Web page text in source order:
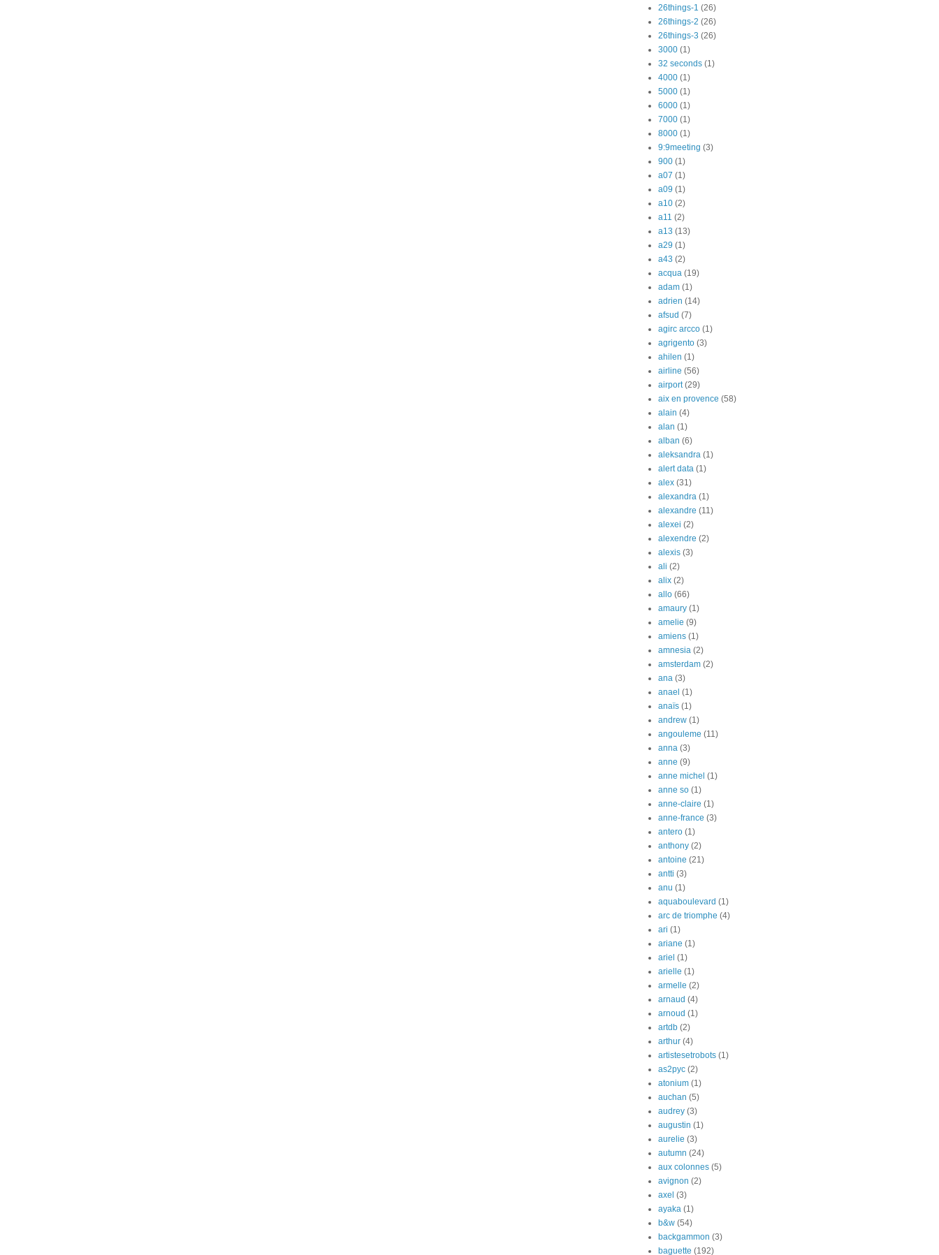
26things-1 (26)
26things-2 (26)
26things-3 (26)
3000 (1)
32 seconds (1)
4000 (1)
5000 (1)
6000 (1)
7000 (1)
8000 (1)
9:9meeting (3)
900 (1)
a07 (1)
a09 (1)
a10 (2)
a11 (2)
a13 (13)
a29 (1)
a43 (2)
acqua (19)
adam (1)
adrien (14)
afsud (7)
agirc arcco (1)
agrigento (3)
ahilen (1)
airline (56)
airport (29)
aix en provence (58)
alain (4)
alan (1)
alban (6)
aleksandra (1)
alert data (1)
alex (31)
alexandra (1)
alexandre (11)
alexei (2)
alexendre (2)
alexis (3)
ali (2)
alix (2)
allo (66)
amaury (1)
amelie (9)
amiens (1)
amnesia (2)
amsterdam (2)
ana (3)
anael (1)
anaïs (1)
andrew (1)
angouleme (11)
anna (3)
anne (9)
anne michel (1)
anne so (1)
anne-claire (1)
anne-france (3)
antero (1)
anthony (2)
antoine (21)
antti (3)
anu (1)
aquaboulevard (1)
arc de triomphe (4)
ari (1)
ariane (1)
ariel (1)
arielle (1)
armelle (2)
arnaud (4)
arnoud (1)
artdb (2)
arthur (4)
artistesetrobots (1)
as2pyc (2)
atonium (1)
auchan (5)
audrey (3)
augustin (1)
aurelie (3)
autumn (24)
aux colonnes (5)
avignon (2)
axel (3)
ayaka (1)
b&w (54)
backgammon (3)
baguette (192)